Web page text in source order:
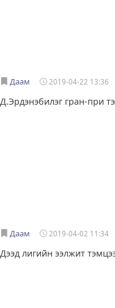
Даам 2019-04-22 13:36
Д.Эрдэнэбилэг гран-при
Даам 2019-04-02 11:34
Дээд лигийн ээлжит